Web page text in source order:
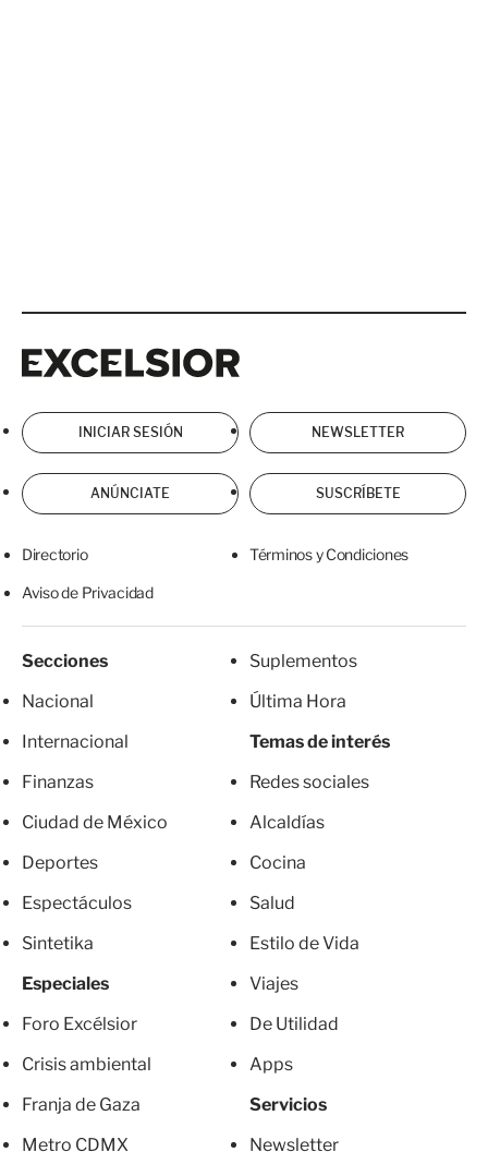
INICIAR SESIÓN NEWSLETTER
ANÚNCIATE SUSCRÍBETE
Directorio Términos y Condiciones
Aviso de Privacidad
Secciones
Nacional
Internacional
Finanzas
Ciudad de México
Deportes
Espectáculos
Sintetika
Especiales
Foro Excélsior
Crisis ambiental
Franja de Gaza
Metro CDMX
Suplementos
Última Hora
Temas de interés
Redes sociales
Alcaldías
Cocina
Salud
Estilo de Vida
Viajes
De Utilidad
Apps
Servicios
Newsletter